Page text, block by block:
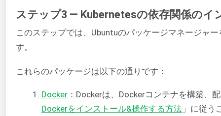
ステップ3 — Kubernetesの依存関係のイ
このステップでは、Ubuntuのパッケージマネージャ
す。
これらのパッケージは以下の通りです：
Docker ：Dockerは、Dockerコンテナを構築、
Dockerをインストール&操作する方法 」に従う